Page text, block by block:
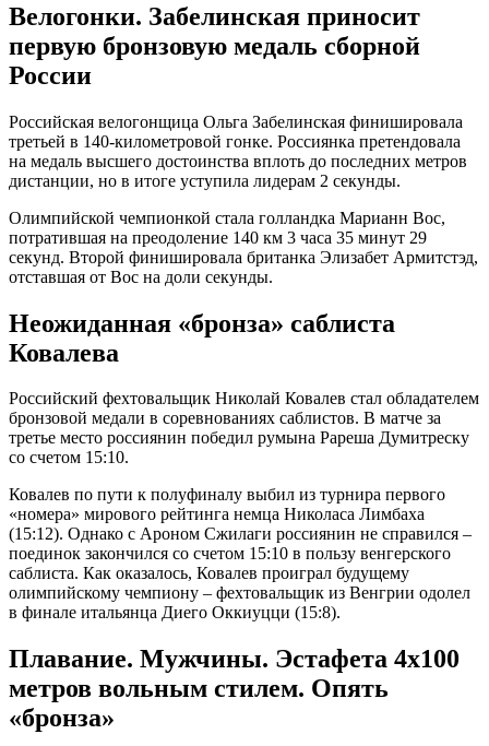
Велогонки. Забелинская приносит
первую бронзовую медаль сборной
России
Российская велогонщица Ольга Забелинская финишировала
третьей в 140-километровой гонке. Россиянка претендовала
на медаль высшего достоинства вплоть до последних метров
дистанции, но в итоге уступила лидерам 2 секунды.
Олимпийской чемпионкой стала голландка Марианн Вос,
потратившая на преодоление 140 км 3 часа 35 минут 29
секунд. Второй финишировала британка Элизабет Армитстэд,
отставшая от Вос на доли секунды.
Неожиданная «бронза» саблиста
Ковалева
Российский фехтовальщик Николай Ковалев стал обладателем
бронзовой медали в соревнованиях саблистов. В матче за
третье место россиянин победил румына Рареша Думитреску
со счетом 15:10.
Ковалев по пути к полуфиналу выбил из турнира первого
«номера» мирового рейтинга немца Николаса Лимбаха
(15:12). Однако с Ароном Сжилаги россиянин не справился –
поединок закончился со счетом 15:10 в пользу венгерского
саблиста. Как оказалось, Ковалев проиграл будущему
олимпийскому чемпиону – фехтовальщик из Венгрии одолел
в финале итальянца Диего Оккиуцци (15:8).
Плавание. Мужчины. Эстафета 4х100
метров вольным стилем. Опять
«бронза»